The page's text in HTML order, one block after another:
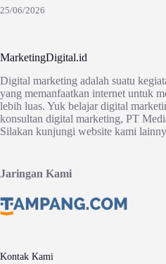
25/06/2026
MarketingDigital.id
Digital marketing adalah suatu
yang memanfaatkan internet untuk
lebih luas. Yuk belajar digital
konsultan digital marketing, PT
Silakan kunjungi website kami
Jaringan Kami
Kontak Kami